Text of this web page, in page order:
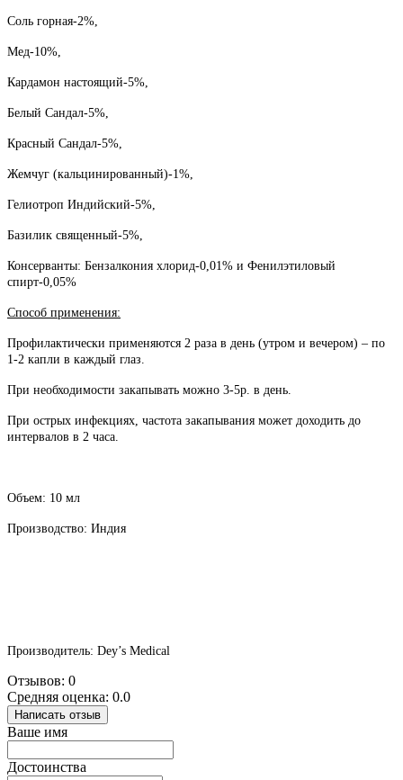
Соль горная-2%,
Мед-10%,
Кардамон настоящий-5%,
Белый Сандал-5%,
Красный Сандал-5%,
Жемчуг (кальцинированный)-1%,
Гелиотроп Индийский-5%,
Базилик священный-5%,
Консерванты: Бензалкония хлорид-0,01% и Фенилэтиловый
спирт-0,05%
Способ применения:
Профилактически применяются 2 раза в день (утром и вечером) – по
1-2 капли в каждый глаз.
При необходимости закапывать можно 3-5р. в день.
При острых инфекциях, частота закапывания может доходить до
интервалов в 2 часа.
Объем: 10 мл
Производство: Индия
Производитель: Dey’s Medical
Отзывов: 0
Средняя оценка: 0.0
Написать отзыв
Ваше имя
Достоинства